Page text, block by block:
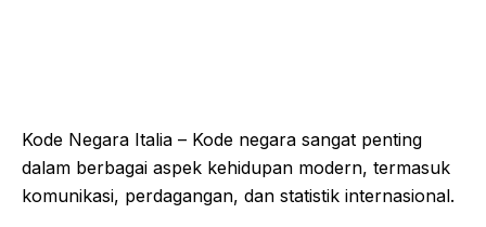
Kode Negara Italia – Kode negara sangat penting
dalam berbagai aspek kehidupan modern, termasuk
komunikasi, perdagangan, dan statistik internasional.